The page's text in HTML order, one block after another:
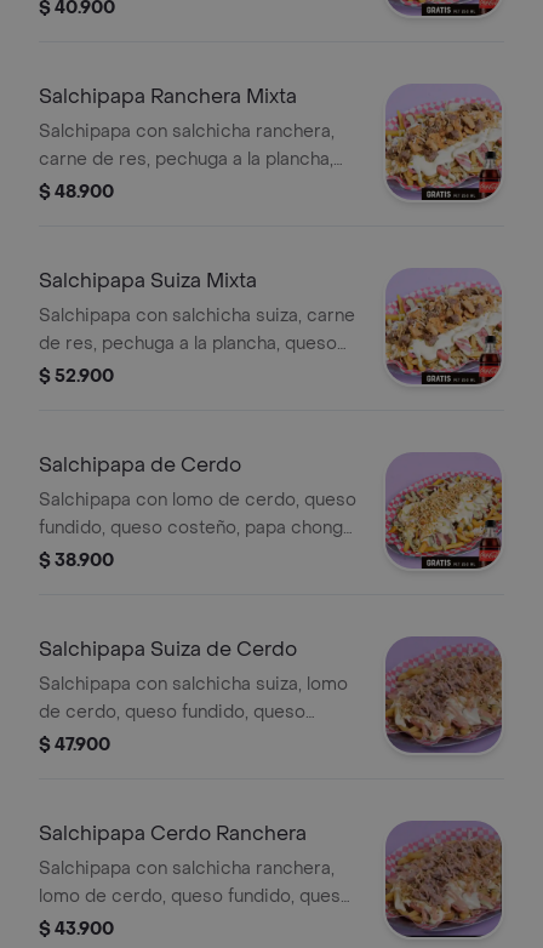
$ 40.900
Salchipapa Ranchera Mixta
Salchipapa con salchicha ranchera,
carne de res, pechuga a la plancha,
queso fundido, queso costeño, papas,
$ 48.900
Salchipapa Suiza Mixta
Salchipapa con salchicha suiza, carne
de res, pechuga a la plancha, queso
fundido, queso costeño, papas,
$ 52.900
Salchipapa de Cerdo
Salchipapa con lomo de cerdo, queso
fundido, queso costeño, papa chongo,
lechuga y salsas de la casa. Incluye
$ 38.900
Salchipapa Suiza de Cerdo
Salchipapa con salchicha suiza, lomo
de cerdo, queso fundido, queso
costeño, papa chongo, lechuga,
$ 47.900
Salchipapa Cerdo Ranchera
Salchipapa con salchicha ranchera,
lomo de cerdo, queso fundido, queso
costeño, papa chongo, lechuga y
$ 43.900